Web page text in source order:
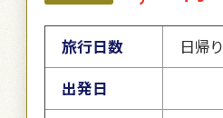
旅行日数
日帰り
出発日